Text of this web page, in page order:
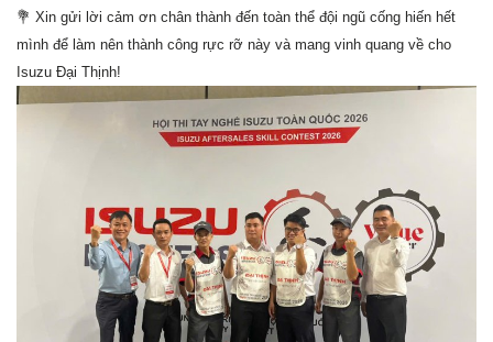
💐 Xin gửi lời cảm ơn chân thành đến toàn thể đội ngũ cống hiến hết
mình để làm nên thành công rực rỡ này và mang vinh quang về cho
Isuzu Đại Thịnh!